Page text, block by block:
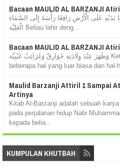
Bacaan MAULID AL BARZANJI
يَدَيْهِ عَلَى الْأَرْضِ رَافِعًا رَأْسَهُ إِلَى السَّمَاءِ
الْعَلِيَّة Beliau lahir deng...
Bacaan MAULID AL BARZANJI
وَظَهَرَ عِنْدَ وِلَادَتِهِ خَوَارِقُ وَغَرَائِبُ غَيْبِيَّة Ketika beliau lahir, tampaklah
beberapa hal yang luar biasa dan hal-
Maulid Barzanji Attiril 1 Sampai
Artinya
Kitab Al-Barzanji adalah sebuah
pada perjalanan hidup Nabi
kepada belia...
KUMPULAN KHUTBAH